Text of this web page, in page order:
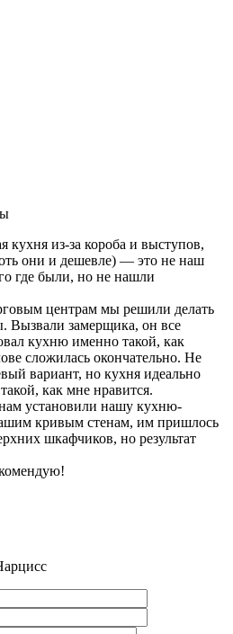
кухня из-за короба и выступов,
они и дешевле) — это не наш
где были, но не нашли
центрам мы решили делать
Вызвали замерщика, он все
кухню именно такой, как
сложилась окончательно. Не
вариант, но кухня идеально
как мне нравится.
установили нашу кухню-
кривым стенам, им пришлось
шкафчиков, но результат